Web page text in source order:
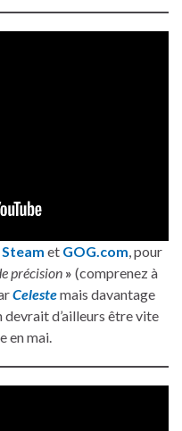
Steam et GOG.com, pour
précision » (comprenez à
Celestemais davantage
d’ailleurs être vite
en mai.